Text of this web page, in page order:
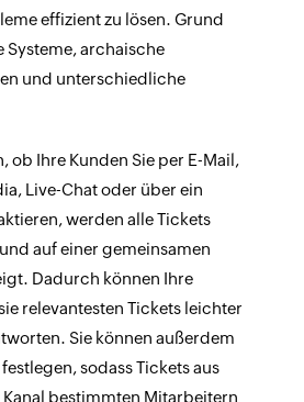
effizient zu lösen. Grund
Systeme, archaische
und unterschiedliche
ob Ihre Kunden Sie per E-Mail,
Live-Chat oder über ein
werden alle Tickets
auf einer gemeinsamen
Dadurch können Ihre
relevantesten Tickets leichter
Sie können außerdem
sodass Tickets aus
bestimmten Mitarbeitern